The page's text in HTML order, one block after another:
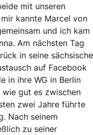
mit unseren
kannte Marcel von
und ich kam
Am nächsten Tag
in seine sächsische
auf Facebook
in ihre WG in Berlin
wie gut es zwischen
zwei Jahre führte
Nach seinem
zu seiner